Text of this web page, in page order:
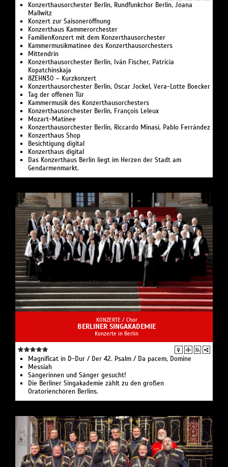
Konzerthausorchester Berlin, Rundfunkchor Berlin, Joana
Mallwitz
Konzert zur Saisoneröffnung
Konzerthaus Kammerorchester
FamilienKonzert mit dem Konzerthausorchester
Kammermusikmatinee des Konzerthausorchesters
Mittendrin
Konzerthausorchester Berlin, Iván Fischer, Patricia
Kopatchinskaja
8ZEHN30 – Kurzkonzert
Konzerthausorchester Berlin, Oscar Jockel, Vera-Lotte Boecker
Tag der offenen Tür
Kammermusik des Konzerthausorchesters
Konzerthausorchester Berlin, François Leleux
Mozart-Matinee
Konzerthausorchester Berlin, Riccardo Minasi, Pablo Ferrández
Konzerthaus Shop
Besichtigung digital
Konzerthaus digital
Das Konzerthaus Berlin liegt im Herzen der Stadt am
Gendarmenmarkt.
KONZERTE / Chor
BERLINER SINGAKADEMIE
Konzerte in Berlin
Magnificat in D-Dur / Der 42. Psalm / Da pacem, Domine
Messiah
Sängerinnen und Sänger gesucht!
Die Berliner Singakademie zählt zu den großen
Oratorienchören Berlins.